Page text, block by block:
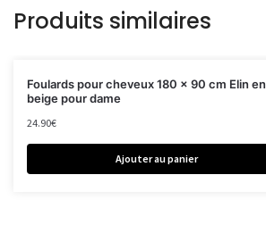
Produits similaires
Foulards pour cheveux 180 x 90 cm Elin en
beige pour dame
24.90€
Ajouter au panier